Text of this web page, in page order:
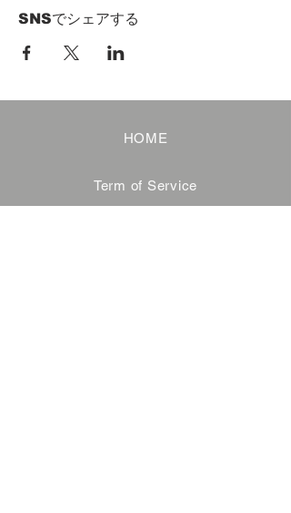
SNSでシェアする
HOME
Term of Service